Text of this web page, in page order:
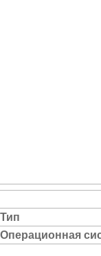
Тип
Операционная